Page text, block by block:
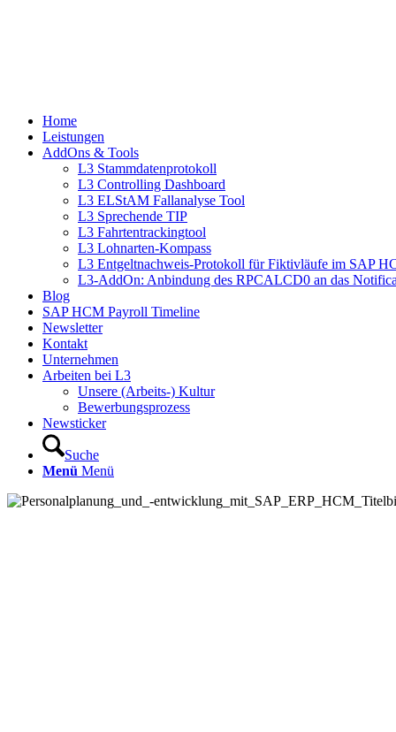
Home
Leistungen
AddOns & Tools
L3 Stammdatenprotokoll
L3 Controlling Dashboard
L3 ELStAM Fallanalyse Tool
L3 Sprechende TIP
L3 Fahrtentrackingtool
L3 Lohnarten-Kompass
L3 Entgeltnachweis-Protokoll für Fiktivläufe im SAP
L3-AddOn: Anbindung des RPCALCD0 an das
Blog
SAP HCM Payroll Timeline
Newsletter
Kontakt
Unternehmen
Arbeiten bei L3
Unsere (Arbeits-) Kultur
Bewerbungsprozess
Newsticker
Suche
Menü Menü